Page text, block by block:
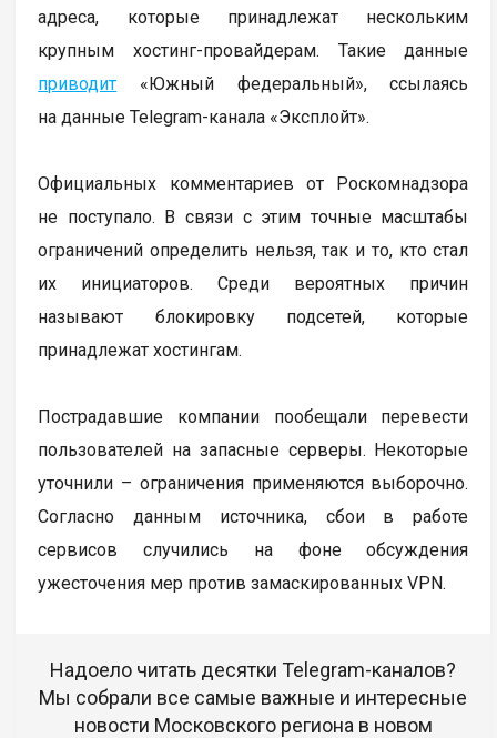
адреса, которые принадлежат нескольким
крупным хостинг-провайдерам. Такие данные
приводит «Южный федеральный», ссылаясь
на данные Telegram-канала «Эксплойт».
Официальных комментариев от Роскомнадзора
не поступало. В связи с этим точные масштабы
ограничений определить нельзя, так и то, кто стал
их инициаторов. Среди вероятных причин
называют блокировку подсетей, которые
принадлежат хостингам.
Пострадавшие компании пообещали перевести
пользователей на запасные серверы. Некоторые
уточнили – ограничения применяются выборочно.
Согласно данным источника, сбои в работе
сервисов случились на фоне обсуждения
ужесточения мер против замаскированных VPN.
Надоело читать десятки Telegram-каналов?
Мы собрали все самые важные и интересные
новости Московского региона в новом